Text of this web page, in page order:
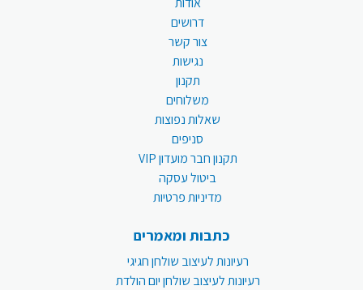
דרושים
צור קשר
נגישות
תקנון
משלוחים
שאלות נפוצות
סניפים
תקנון חבר מועדון VIP
ביטול עסקה
מדיניות פרטיות
כתבות ומאמרים
רעיונות לעיצוב שולחן חגיגי
רעיונות לעיצוב שולחן יום הולדת